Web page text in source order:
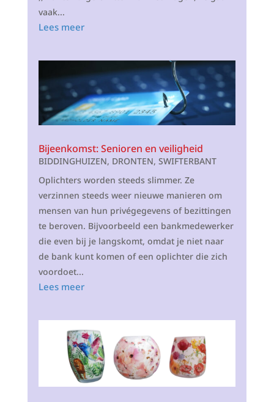
vaak...
Lees meer
Bijeenkomst: Senioren en veiligheid
BIDDINGHUIZEN, DRONTEN, SWIFTERBANT
Oplichters worden steeds slimmer. Ze
verzinnen steeds weer nieuwe manieren om
mensen van hun privégegevens of bezittingen
te beroven. Bijvoorbeeld een bankmedewerker
die even bij je langskomt, omdat je niet naar
de bank kunt komen of een oplichter die zich
voordoet...
Lees meer